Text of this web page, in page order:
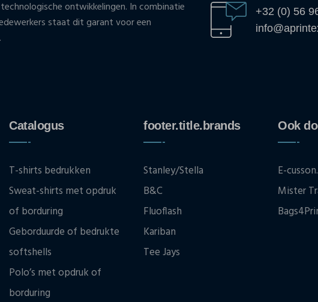
ontwikkelingen. In combinatie
staat dit garant voor een
+32 (0) 56
Catalogus
T-shirts bedrukken
Sweat-shirts met opdruk
of borduring
Geborduurde of bedrukte
softshells
Polo’s met opdruk of
borduring
footer.title.brands
Stanley/Stella
B&C
Fluoflash
Kariban
Tee Jays
Ook
E-
Mister